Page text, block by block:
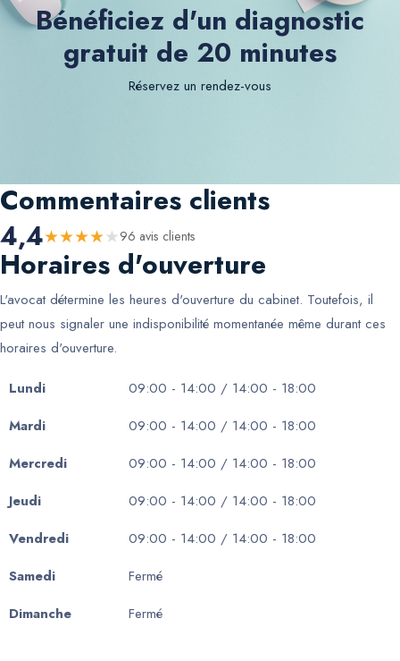
Bénéficiez d'un diagnostic
gratuit de 20 minutes
Réservez un rendez-vous
Commentaires clients
4,4★★★★★ 96 avis clients
Horaires d'ouverture
L'avocat détermine les heures d'ouverture du cabinet. Toutefois, il
peut nous signaler une indisponibilité momentanée même durant ces
horaires d'ouverture.
Lundi
09:00 - 14:00 / 14:00 - 18:00
Mardi
09:00 - 14:00 / 14:00 - 18:00
Mercredi
09:00 - 14:00 / 14:00 - 18:00
Jeudi
09:00 - 14:00 / 14:00 - 18:00
Vendredi
09:00 - 14:00 / 14:00 - 18:00
Samedi
Fermé
Dimanche
Fermé